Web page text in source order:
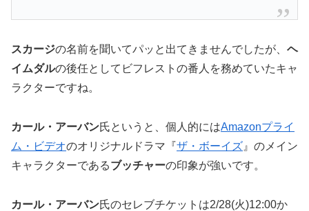
スカージの名前を聞いてパッと出てきませんでしたが、 ヘ
イムダルの後任としてビフレストの番人を務めていたキャ
ラクターですね。
カール・アーバン氏というと、個人的にはAmazonプライ
ム・ビデオのオリジナルドラマ『ザ・ボーイズ 』のメイン
キャラクターであるブッチャーの印象が強いです。
カール・アーバン氏のセレブチケットは2/28(火)12:00か